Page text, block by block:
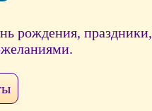
рождения, праздники,